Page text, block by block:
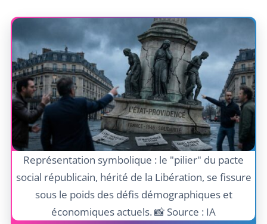
Représentation symbolique : le "pilier" du pacte
social républicain, hérité de la Libération, se fissure
sous le poids des défis démographiques et
économiques actuels. 📸 Source : IA